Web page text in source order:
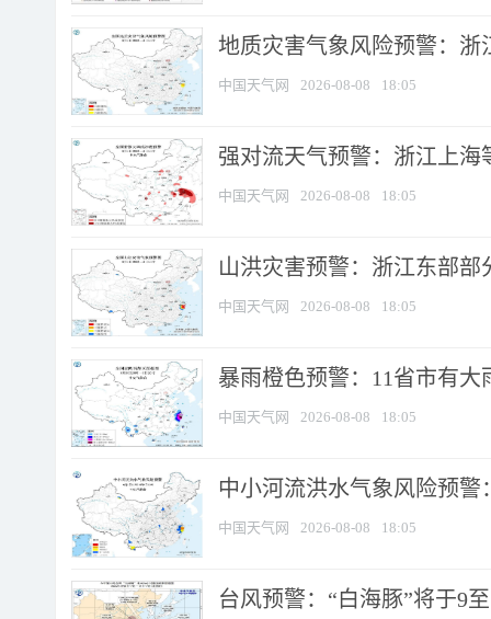
地质灾害气象风险预警：
中国天气网 2026-08-08 18:05
强对流天气预警：浙江上海
中国天气网 2026-08-08 18:05
山洪灾害预警：浙江东部
中国天气网 2026-08-08 18:05
暴雨橙色预警：11省市有
中国天气网 2026-08-08 18:05
中小河流洪水气象风险预
中国天气网 2026-08-08 18:05
台风预警：“白海豚”将于9